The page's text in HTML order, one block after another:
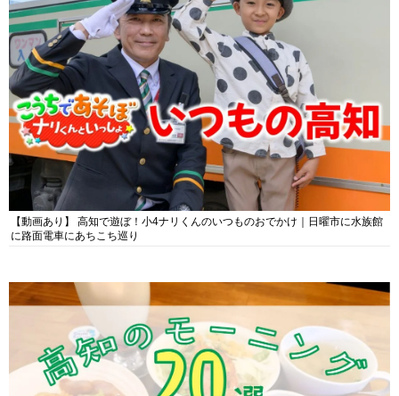
【動画あり】 高知で遊ぼ！小4ナリくんのいつものおでかけ｜日曜市に水族館
に路面電車にあちこち巡り